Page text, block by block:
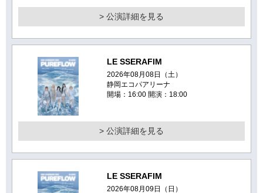
> 公演詳細を見る
LE SSERAFIM
2026年08月08日（土）
静岡エコパアリーナ
開場：16:00 開演：18:00
> 公演詳細を見る
LE SSERAFIM
2026年08月09日（日）